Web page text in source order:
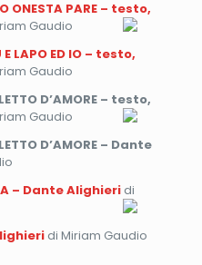
ONESTA PARE – testo,
Gaudio
E LAPO ED IO – testo,
Gaudio
D’AMORE – testo,
Gaudio
D’AMORE – Dante
– Dante Alighieridi
di Miriam Gaudio